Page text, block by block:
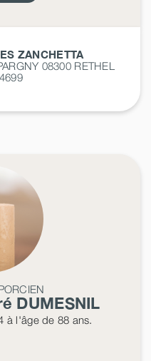
ZANCHETTA
08300 RETHEL
DUMESNIL
à l'âge de 88 ans.